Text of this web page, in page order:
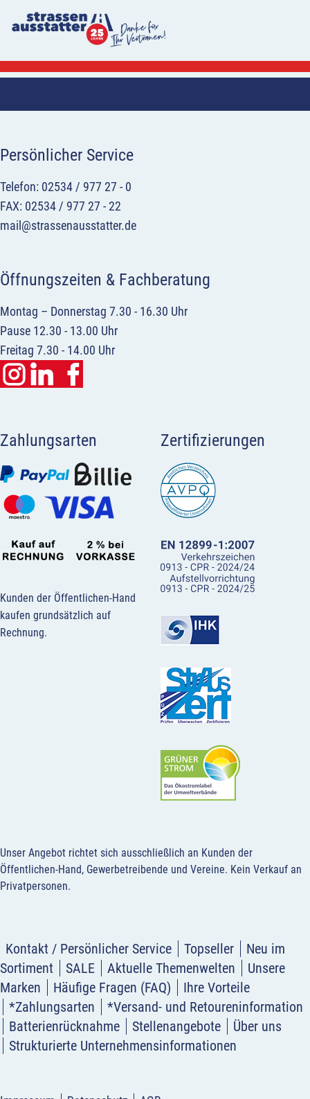
Persönlicher Service
Telefon: 02534 / 977 27 - 0
FAX: 02534 / 977 27 - 22
mail@strassenausstatter.de
Öffnungszeiten & Fachberatung
Montag – Donnerstag 7.30 - 16.30 Uhr
Pause 12.30 - 13.00 Uhr
Freitag 7.30 - 14.00 Uhr
Zahlungsarten
Kunden der Öffentlichen-Hand
kaufen grundsätzlich auf
Rechnung.
Zertifizierungen
Unser Angebot richtet sich ausschließlich an Kunden der
Öffentlichen-Hand, Gewerbetreibende und Vereine. Kein Verkauf an
Privatpersonen.
Kontakt / Persönlicher Service Topseller
Neu im
Sortiment
SALE Aktuelle Themenwelten
Unsere
Marken
Häufige Fragen (FAQ)
Ihre Vorteile
*Zahlungsarten
*Versand- und Retoureninformation
Batterienrücknahme
Stellenangebote
Über uns
Strukturierte Unternehmensinformationen